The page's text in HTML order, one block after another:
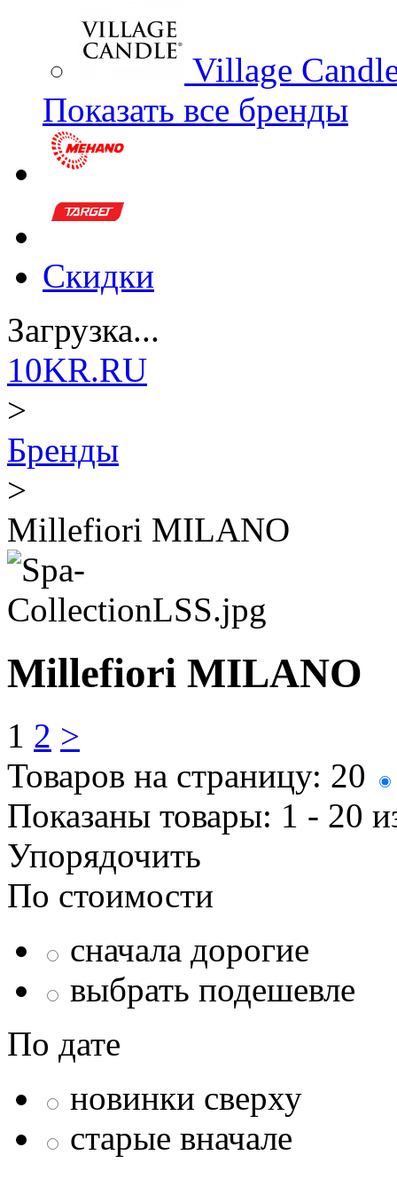
Village
Показать все бренды
Скидки
Загрузка...
10KR.RU
>
Бренды
>
Millefiori MILANO
Millefiori MILANO
1 2 >
Товаров на страницу: 20
Показаны товары: 1 - 20
Упорядочить
По стоимости
сначала дорогие
выбрать подешевле
По дате
новинки сверху
старые вначале